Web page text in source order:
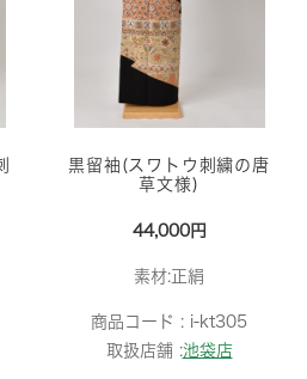
黒留袖(スワトウ刺繍の唐
草文様)
44,000円
素材:正絹
商品コード : i-kt305
取扱店舗 :池袋店